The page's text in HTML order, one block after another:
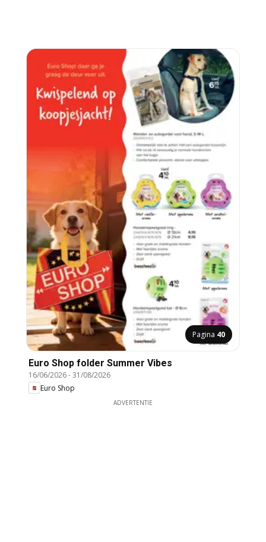
Pagina 40
Euro Shop folder Summer Vibes
16/06/2026-31/08/2026
Euro Shop
ADVERTENTIE